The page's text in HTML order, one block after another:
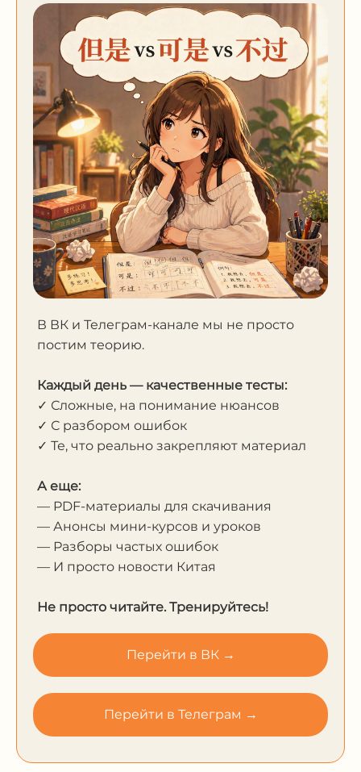
В ВК и Телеграм-канале мы не просто
постим теорию.
Каждый день — качественные тесты:
✓ Сложные, на понимание нюансов
✓ С разбором ошибок
✓ Те, что реально закрепляют материал
А еще:
— PDF-материалы для скачивания
— Анонсы мини-курсов и уроков
— Разборы частых ошибок
— И просто новости Китая
Не просто читайте. Тренируйтесь!
Перейти в ВК →
Перейти в Телеграм →